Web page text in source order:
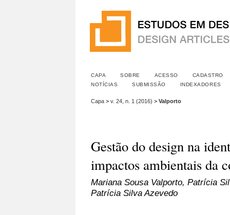
CAPA SOBRE ACESSO
CADASTRO
NOTÍCIAS
SUBMISSÃO INDEXADORES
Capa > v. 24, n. 1 (2016) > Valporto
Gestão do design na
impactos ambientais da
Mariana Sousa Valporto, Patrícia
Patrícia Silva Azevedo